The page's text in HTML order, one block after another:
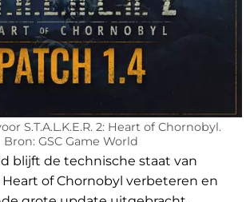
S.T.A.L.K.E.R. 2: Heart of Chornobyl.
Bron: GSC Game World
blijft de technische staat van
Heart of Chornobyl verbeteren en